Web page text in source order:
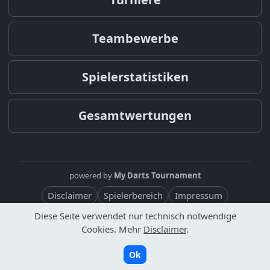
Teambewerbe
Spielerstatistiken
Gesamtwertungen
powered by My Darts Tournament
Disclaimer Spielerbereich Impressum
Version: 2.2.1
Diese Seite verwendet nur technisch notwendige
Cookies. Mehr Disclaimer.
Ok